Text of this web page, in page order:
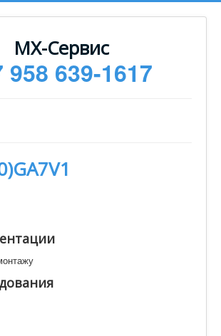
МХ-Сервис
958 639-1617
документация